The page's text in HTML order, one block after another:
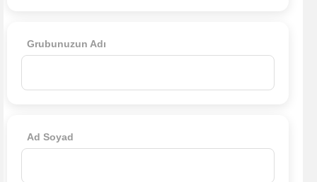
Grubunuzun Adı
Ad Soyad